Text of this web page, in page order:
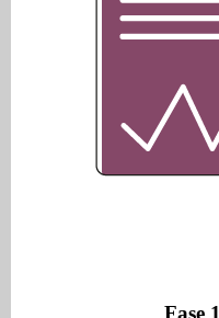
Fase 1